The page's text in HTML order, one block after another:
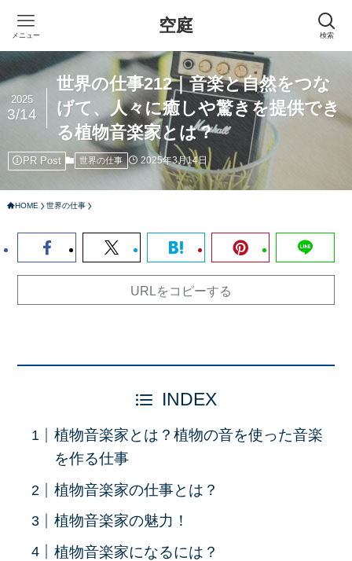
空庭 検索
メニュー
世界の仕事212｜音楽と自然をつな
げて、人々に癒しや驚きを提供でき
る植物音楽家とは？
2025
3/14
PR Post 世界の仕事 2025年3月14日
HOME 世界の仕事
URLをコピーする
INDEX
植物音楽家とは？植物の音を使った音楽
を作る仕事
植物音楽家の仕事とは？
植物音楽家の魅力！
植物音楽家になるには？